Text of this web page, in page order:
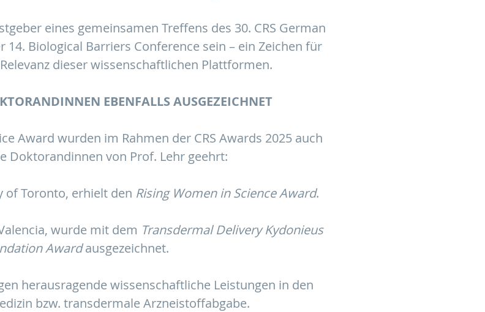
eines gemeinsamen Treffens des 30. CRS German
14. Biological Barriers Conference sein – ein Zeichen für
dieser wissenschaftlichen Plattformen.
EBENFALLS AUSGEZEICHNET
Award wurden im Rahmen der CRS Awards 2025 auch
Doktorandinnen von Prof. Lehr geehrt:
of Toronto, erhielt den Rising Women in Science Award.
wurde mit dem Transdermal Delivery Kydonieus
Awardausgezeichnet.
herausragende wissenschaftliche Leistungen in den
bzw. transdermale Arzneistoffabgabe.